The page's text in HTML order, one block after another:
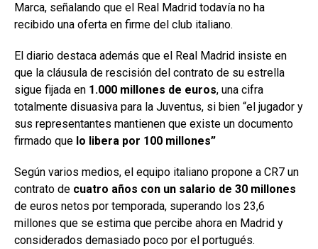
Marca, señalando que el Real Madrid todavía no ha
recibido una oferta en firme del club italiano.
El diario destaca además que el Real Madrid insiste en
que la cláusula de rescisión del contrato de su estrella
sigue fijada en 1.000 millones de euros, una cifra
totalmente disuasiva para la Juventus, si bien “el jugador y
sus representantes mantienen que existe un documento
firmado que lo libera por 100 millones”
Según varios medios, el equipo italiano propone a CR7 un
contrato de cuatro años con un salario de 30 millones
de euros netos por temporada, superando los 23,6
millones que se estima que percibe ahora en Madrid y
considerados demasiado poco por el portugués.